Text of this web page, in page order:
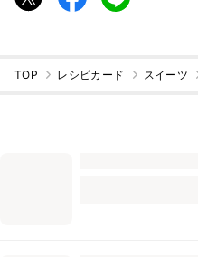
TOP レシピカード スイーツ